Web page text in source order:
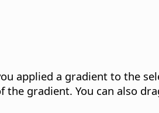
applied a gradient to the
gradient. You can also